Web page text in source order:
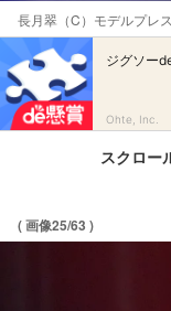
長月翠（C）モデルプレス
ジグソー
Ohte, Inc.
スクロー
( 画像25/63 )